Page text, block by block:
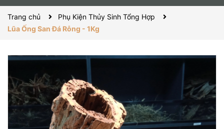
Trang chủ
Phụ Kiện Thủy Sinh Tổng Hợp
Lũa Ống San Đá Rỗng - 1Kg